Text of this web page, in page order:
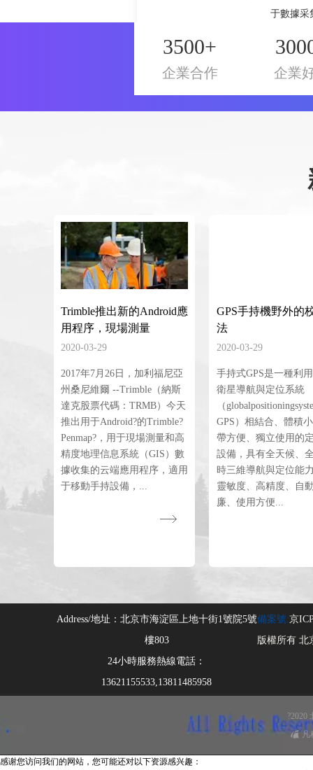
于數據采
3500+
企業合作 企業
Trimble推出新的Android應
用程序，現場測量
2020-03-29
2017年7月26日，加利福尼亞
州桑尼維爾 --Trimble（納斯
達克股票代碼：TRMB）今天
推出用于Android?的Trimble?
Penmap?，用于現場測量和高
精度地理信息系統（GIS）數
據收集的云端應用程序，適用
于移動手持設備，...
GPS手持機野外的
法
2020-03-29
手持式GPS是一種利
衛星導航與定位系統
（
GPS）相結合、體積
帶方便、獨立使用的
設備，具有全天候、
時三維導航與定位能
靈敏度、高精度、自
廉、使用方便...
Address/地址： 北京市海淀區上地十街1號院5號
樓803
24小時服務熱線電話：
13621155533,13811485958
備案號:京
版權所有 北
?2020
凡
感谢您访问我们的网站，您可能还对以下资源感兴趣：